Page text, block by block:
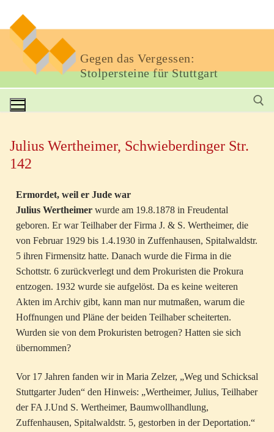
Gegen das Vergessen:
Stolpersteine für Stuttgart
Julius Wertheimer, Schwieberdinger Str.
142
Ermordet, weil er Jude war
Julius Wertheimer wurde am 19.8.1878 in Freudental
geboren. Er war Teilhaber der Firma J. & S. Wertheimer, die
von Februar 1929 bis 1.4.1930 in Zuffenhausen, Spitalwaldstr.
5 ihren Firmensitz hatte. Danach wurde die Firma in die
Schottstr. 6 zurückverlegt und dem Prokuristen die Prokura
entzogen. 1932 wurde sie aufgelöst. Da es keine weiteren
Akten im Archiv gibt, kann man nur mutmaßen, warum die
Hoffnungen und Pläne der beiden Teilhaber scheiterten.
Wurden sie von dem Prokuristen betrogen? Hatten sie sich
übernommen?
Vor 17 Jahren fanden wir in Maria Zelzer, „Weg und Schicksal
Stuttgarter Juden“ den Hinweis: „Wertheimer, Julius, Teilhaber
der FA J.Und S. Wertheimer, Baumwollhandlung,
Zuffenhausen, Spitalwaldstr. 5, gestorben in der Deportation.“